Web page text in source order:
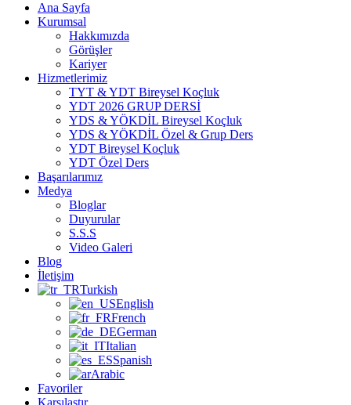
Ana Sayfa
Kurumsal
Hakkımızda
Görüşler
Kariyer
Hizmetlerimiz
TYT & YDT Bireysel Koçluk
YDT 2026 GRUP DERSİ
YDS & YÖKDİL Bireysel Koçluk
YDS & YÖKDİL Özel & Grup Ders
YDT Bireysel Koçluk
YDT Özel Ders
Başarılarımız
Medya
Bloglar
Duyurular
S.S.S
Video Galeri
Blog
İletişim
Turkish
English
French
German
Italian
Spanish
Arabic
Favoriler
Karşılaştır